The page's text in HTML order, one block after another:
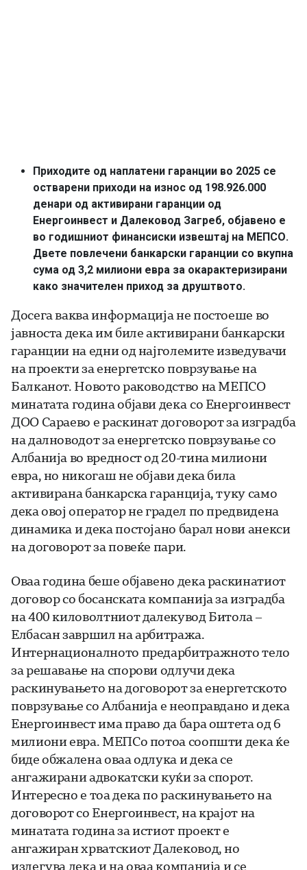
Приходите од наплатени гаранции во 2025 се
остварени приходи на износ од 198.926.000
денари од активирани гаранции од
Енергоинвест и Далековод Загреб, објавено е
во годишниот финансиски извештај на МЕПСО.
Двете повлечени банкарски гаранции со вкупна
сума од 3,2 милиони евра за окарактеризирани
како значителен приход за друштвото.
Досега ваква информација не постоеше во
јавноста дека им биле активирани банкарски
гаранции на едни од најголемите изведувачи
на проекти за енергетско поврзување на
Балканот. Новото раководство на МЕПСО
минатата година објави дека со Енергоинвест
ДОО Сараево е раскинат договорот за изградба
на далноводот за енергетско поврзување со
Албанија во вредност од 20-тина милиони
евра, но никогаш не објави дека била
активирана банкарска гаранција, туку само
дека овој оператор не градел по предвидена
динамика и дека постојано барал нови анекси
на договорот за повеќе пари.
Оваа година беше објавено дека раскинатиот
договор со босанската компанија за изградба
на 400 киловолтниот далекувод Битола –
Елбасан завршил на арбитража.
Интернационалното предарбитражното тело
за решавање на спорови одлучи дека
раскинувањето на договорот за енергетското
поврзување со Албанија е неоправдано и дека
Енергоинвест има право да бара оштета од 6
милиони евра. МЕПСо потоа соопшти дека ќе
биде обжалена оваа одлука и дека се
ангажирани адвокатски куќи за спорот.
Интересно е тоа дека по раскинувањето на
договорот со Енергоинвест, на крајот на
минатата година за истиот проект е
ангажиран хрватскиот Далековод, но
излегува дека и на оваа компанија и се